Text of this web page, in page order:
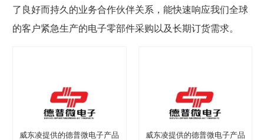
了良好而持久的业务合作伙伴关系，能快速响应我们全球
的客户紧急生产的电子零部件采购以及长期订货需求。
威东凌提供的德普微电子产品 威东凌提供的德普微电子产品